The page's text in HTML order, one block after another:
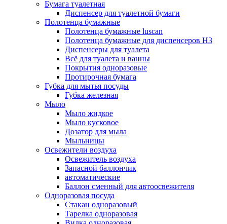
Бумага туалетная
Диспенсер для туалетной бумаги
Полотенца бумажные
Полотенца бумажные luscan
Полотенца бумажные для диспенсеров H3
Диспенсеры для туалета
Всё для туалета и ванны
Покрытия одноразовые
Протирочная бумага
Губка для мытья посуды
Губка железная
Мыло
Мыло жидкое
Мыло кусковое
Дозатор для мыла
Мыльницы
Освежители воздуха
Освежитель воздуха
Запасной баллончик
автоматические
Баллон сменный для автоосвежителя
Одноразовая посуда
Стакан одноразовый
Тарелка одноразовая